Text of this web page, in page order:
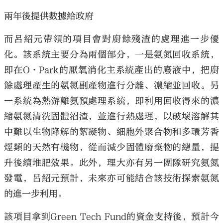
兩年後提供數據給政府
而呂紹元帶領的項目會對廚餘殘渣的處理進一步優
化。該系統主要分為兩個部分，一是氨氮回收系統，
即在O·Park的厭氧消化主系統產出的廢液中，把廚
餘處理產生的氨氮副產物進行分離、濃縮並回收。另
一系統為熱游離氨預處理系統，即利用回收得來的濃
縮氨氮清洗固體沼渣，並進行熱處理，以破壞溶解其
中難以生物降解的絮凝物、細胞外聚合物和多環芳香
烴類的天然有機物，從而減少固體廢棄物的總量，提
升後續堆肥效果。此外，理大亦有另一團隊研究氨氮
發電，呂紹元預計，未來亦可能結合該技術探索氨氮
的進一步利用。
該項目拿到Green Tech Fund的資金支持後，預計今